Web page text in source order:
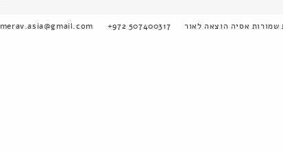
שמורות אסיה הוצאה לאור merav.asia@gmail.com +972 507400317